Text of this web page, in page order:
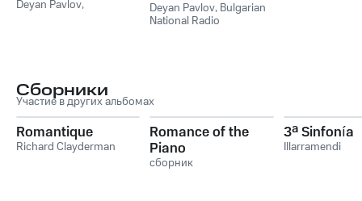
Deyan Pavlov,
Yossifov:
Contemporary
Deyan Pavlov, Bulgarian
National Radio
Сборники
Участие в других альбомах
Romantique
Richard Clayderman
Romance of the
Piano
сборник
3ª Sinfonía
Illarramendi